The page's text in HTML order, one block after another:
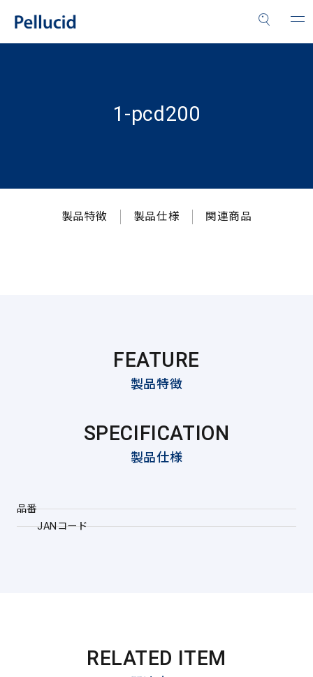
1-pcd200
製品特徴 製品仕様 関連商品
FEATURE
製品特徴
SPECIFICATION
製品仕様
品番
JANコード
RELATED ITEM